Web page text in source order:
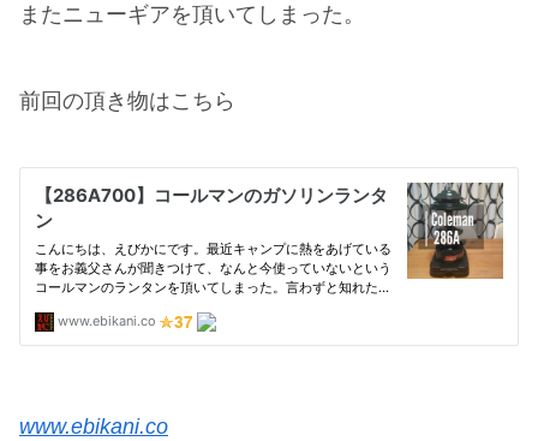
またニューギアを頂いてしまった。
前回の頂き物はこちら
www.ebikani.co